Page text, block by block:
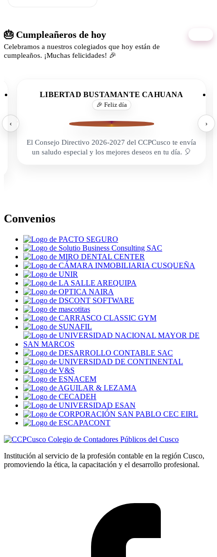
🎂 Cumpleañeros de hoy
Celebramos a nuestros colegiados que hoy están de
cumpleaños. ¡Muchas felicidades! 🎉
‹
LIBERTAD BUSTAMANTE CAHUANA
🎉 Feliz día
El Consejo Directivo 2026-2027 del CCPCusco te envía
un saludo especial y los mejores deseos en tu día. 🎈
›
Convenios
Colegio de Contadores Públicos del Cusco
Institución al servicio de la profesión contable en la región Cusco,
promoviendo la ética, la capacitación y el desarrollo profesional.